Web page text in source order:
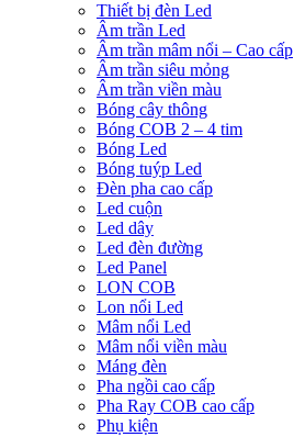
Thiết bị đèn Led
Âm trần Led
Âm trần mâm nổi – Cao cấp
Âm trần siêu mỏng
Âm trần viền màu
Bóng cây thông
Bóng COB 2 – 4 tim
Bóng Led
Bóng tuýp Led
Đèn pha cao cấp
Led cuộn
Led dây
Led đèn đường
Led Panel
LON COB
Lon nổi Led
Mâm nổi Led
Mâm nổi viền màu
Máng đèn
Pha ngồi cao cấp
Pha Ray COB cao cấp
Phụ kiện